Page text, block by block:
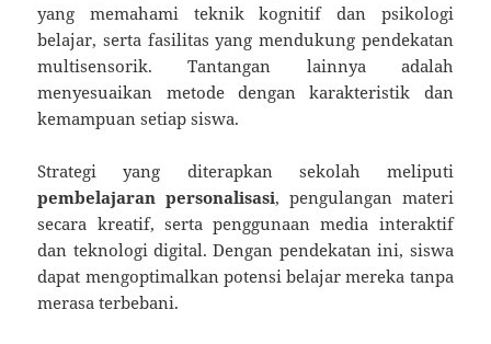
yang memahami teknik kognitif dan psikologi
belajar, serta fasilitas yang mendukung pendekatan
multisensorik. Tantangan lainnya adalah
menyesuaikan metode dengan karakteristik dan
kemampuan setiap siswa.
Strategi yang diterapkan sekolah meliputi
pembelajaran personalisasi, pengulangan materi
secara kreatif, serta penggunaan media interaktif
dan teknologi digital. Dengan pendekatan ini, siswa
dapat mengoptimalkan potensi belajar mereka tanpa
merasa terbebani.